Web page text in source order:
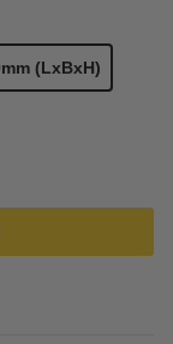
(LxBxH)